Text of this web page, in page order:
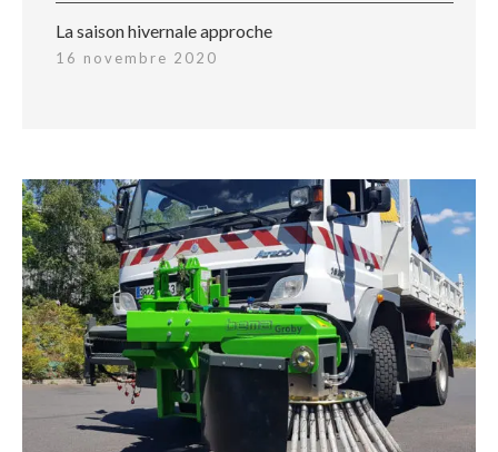
La saison hivernale approche
16 novembre 2020